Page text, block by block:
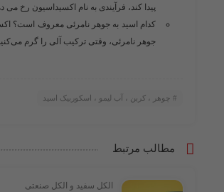
پیدا کند، فرآیندی به نام اکسیداسیون رخ
جوهر نامرئی، وقتی ترکیب آلی را گرم
چوهر ، کربن ، آب لیمو ، اسکوربیک اسید
مطالب مرتبط
الکل سفید و الکل صنعتی